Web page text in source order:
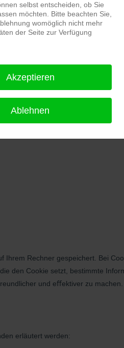
die über eine
Website
Informationen
erhoben, die aus technischen
Rechner gespeichert. Bei
den Cookie setzt, bestimmte
und eﬀektiver zu machen.
erläutert werden:
selbst entscheiden, ob Sie
möchten. Bitte beachten Sie,
womöglich nicht mehr
der Seite zur Verfügung
Akzeptieren
Ablehnen